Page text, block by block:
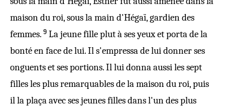
maison du roi, sous la main d'Hégaï, gardien des
femmes. 9 La jeune fille plut à ses yeux et porta de la
bonté en face de lui. Il s'empressa de lui donner ses
onguents et ses portions. Il lui donna aussi les sept
filles les plus remarquables de la maison du roi, puis
il la plaça avec ses jeunes filles dans l'un des plus